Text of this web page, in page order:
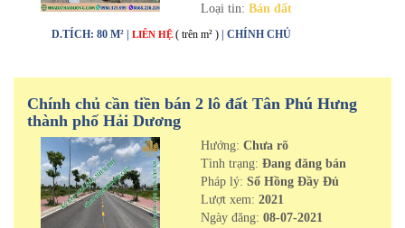
Loại tin: Bán đất
D.TÍCH: 80 M² | LIÊN HỆ ( trên m² ) | CHÍNH CHỦ
Chính chủ cần tiền bán 2 lô đất Tân Phú Hưng
thành phố Hải Dương
Hướng: Chưa rõ
Tình trạng: Đang đăng bán
Pháp lý: Sổ Hồng Đầy Đủ
Lượt xem: 2021
Ngày đăng: 08-07-2021